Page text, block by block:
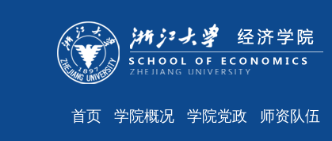
首页 学院概况 学院党政 师资队伍